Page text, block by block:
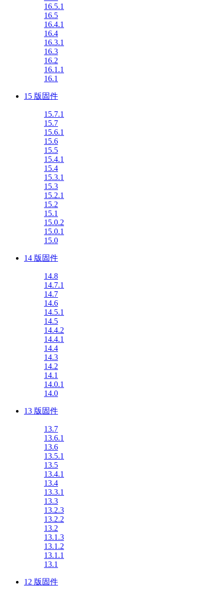
16.5.1
16.5
16.4.1
16.4
16.3.1
16.3
16.2
16.1.1
16.1
15 版固件
15.7.1
15.7
15.6.1
15.6
15.5
15.4.1
15.4
15.3.1
15.3
15.2.1
15.2
15.1
15.0.2
15.0.1
15.0
14 版固件
14.8
14.7.1
14.7
14.6
14.5.1
14.5
14.4.2
14.4.1
14.4
14.3
14.2
14.1
14.0.1
14.0
13 版固件
13.7
13.6.1
13.6
13.5.1
13.5
13.4.1
13.4
13.3.1
13.3
13.2.3
13.2.2
13.2
13.1.3
13.1.2
13.1.1
13.1
12 版固件